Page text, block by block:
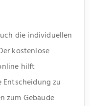
die individuellen
kostenlose
hilft
zu
zum Gebäude